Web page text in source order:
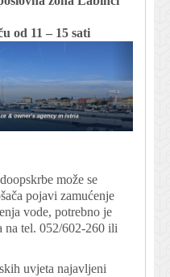
od 11 – 15 sati
može se
pojavi zamućenje
vode, potrebno je
na tel. 052/602-260 ili
uvjeta najavljeni